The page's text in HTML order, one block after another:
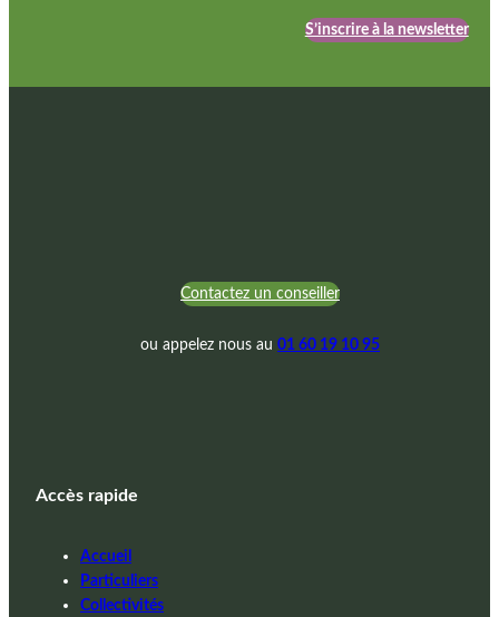
S’inscrire à la newsletter
Contactez un conseiller
ou appelez nous au 01 60 19 10 95
Accès rapide
Accueil
Particuliers
Collectivités